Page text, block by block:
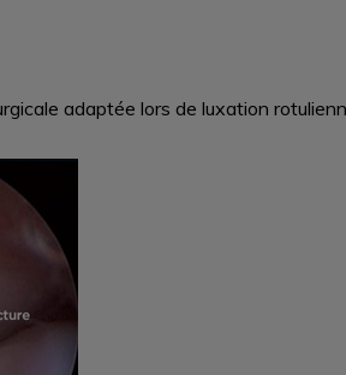
adaptée lors de luxation